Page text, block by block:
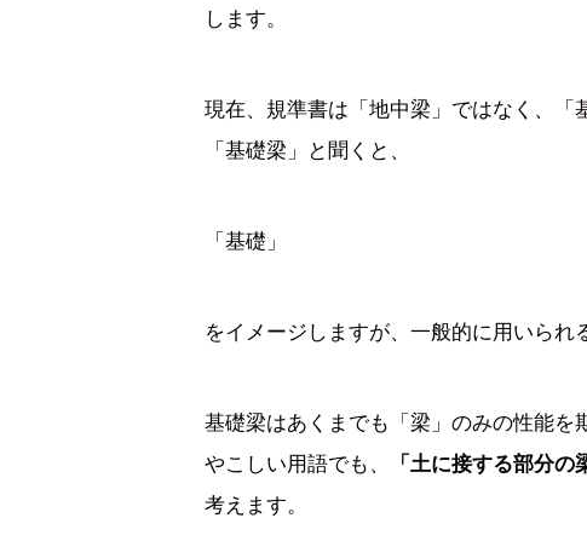
します。
現在、規準書は「地中梁」ではなく、「
「基礎梁」と聞くと、
「基礎」
をイメージしますが、一般的に用いられ
基礎梁はあくまでも「梁」のみの性能
やこしい用語でも、
「土に接する部分
考えます。